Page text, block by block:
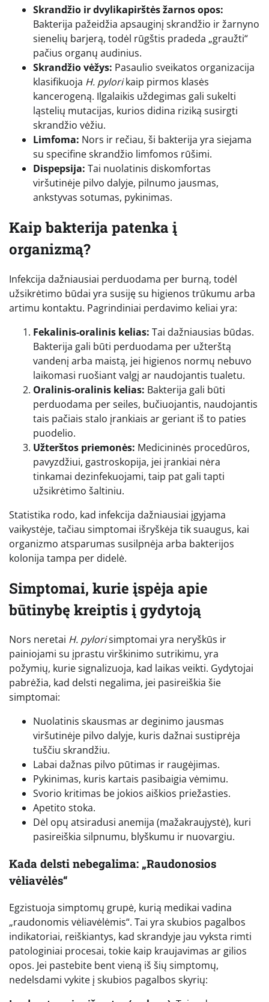
Skrandžio ir dvylikapirštės žarnos opos:
Bakterija pažeidžia apsauginį skrandžio ir žarnyno
sienelių barjerą, todėl rūgštis pradeda „graužti“
pačius organų audinius.
Skrandžio vėžys: Pasaulio sveikatos organizacija
klasifikuoja H. pylorikaip pirmos klasės
kancerogeną. Ilgalaikis uždegimas gali sukelti
ląstelių mutacijas, kurios didina riziką susirgti
skrandžio vėžiu.
Limfoma: Nors ir rečiau, ši bakterija yra siejama
su specifine skrandžio limfomos rūšimi.
Dispepsija: Tai nuolatinis diskomfortas
viršutinėje pilvo dalyje, pilnumo jausmas,
ankstyvas sotumas, pykinimas.
Kaip bakterija patenka į
organizmą?
Infekcija dažniausiai perduodama per burną, todėl
užsikrėtimo būdai yra susiję su higienos trūkumu arba
artimu kontaktu. Pagrindiniai perdavimo keliai yra:
Fekalinis-oralinis kelias: Tai dažniausias būdas.
Bakterija gali būti perduodama per užterštą
vandenį arba maistą, jei higienos normų nebuvo
laikomasi ruošiant valgį ar naudojantis tualetu.
Oralinis-oralinis kelias: Bakterija gali būti
perduodama per seiles, bučiuojantis, naudojantis
tais pačiais stalo įrankiais ar geriant iš to paties
puodelio.
Užterštos priemonės: Medicininės procedūros,
pavyzdžiui, gastroskopija, jei įrankiai nėra
tinkamai dezinfekuojami, taip pat gali tapti
užsikrėtimo šaltiniu.
Statistika rodo, kad infekcija dažniausiai įgyjama
vaikystėje, tačiau simptomai išryškėja tik suaugus, kai
organizmo atsparumas susilpnėja arba bakterijos
kolonija tampa per didelė.
Simptomai, kurie įspėja apie
būtinybę kreiptis į gydytoją
Nors neretai H. pylorisimptomai yra neryškūs ir
painiojami su įprastu virškinimo sutrikimu, yra
požymių, kurie signalizuoja, kad laikas veikti. Gydytojai
pabrėžia, kad delsti negalima, jei pasireiškia šie
simptomai:
Nuolatinis skausmas ar deginimo jausmas
viršutinėje pilvo dalyje, kuris dažnai sustiprėja
tuščiu skrandžiu.
Labai dažnas pilvo pūtimas ir raugėjimas.
Pykinimas, kuris kartais pasibaigia vėmimu.
Svorio kritimas be jokios aiškios priežasties.
Apetito stoka.
Dėl opų atsiradusi anemija (mažakraujystė), kuri
pasireiškia silpnumu, blyškumu ir nuovargiu.
Kada delsti nebegalima: „Raudonosios
vėliavėlės“
Egzistuoja simptomų grupė, kurią medikai vadina
„raudonomis vėliavėlėmis“. Tai yra skubios pagalbos
indikatoriai, reiškiantys, kad skrandyje jau vyksta rimti
patologiniai procesai, tokie kaip kraujavimas ar gilios
opos. Jei pastebite bent vieną iš šių simptomų,
nedelsdami vykite į skubios pagalbos skyrių: